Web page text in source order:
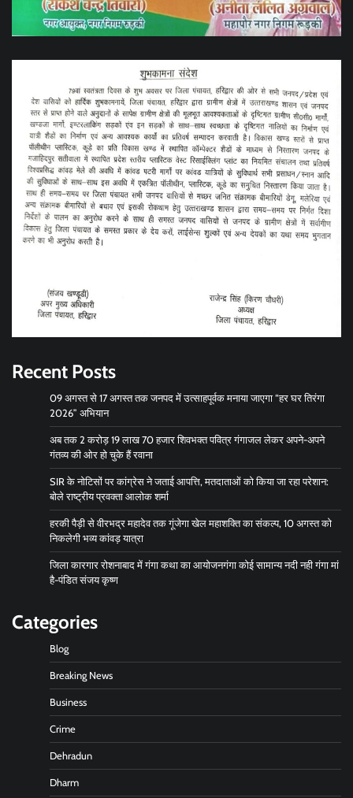
Recent Posts
09 अगस्त से 17 अगस्त तक जनपद में उत्साहपूर्वक मनाया जाएगा “हर घर तिरंगा
2026” अभियान
अब तक 2 करोड़ 19 लाख 70 हजार शिवभक्त पवित्र गंगाजल लेकर अपने-अपने
गंतव्य की ओर हो चुके हैं रवाना
SIR के नोटिसों पर कांग्रेस ने जताई आपत्ति, मतदाताओं को किया जा रहा परेशान:
बोले राष्ट्रीय प्रवक्ता आलोक शर्मा
हरकी पैड़ी से वीरभद्र महादेव तक गूंजेगा खेल महाशक्ति का संकल्प, 10 अगस्त को
निकलेगी भव्य कांवड़ यात्रा
जिला कारगार रोशनाबाद में गंगा कथा का आयोजनगंगा कोई सामान्य नदी नही गंगा मां
है-पंडित संजय कृष्ण
Categories
Blog
Breaking News
Business
Crime
Dehradun
Dharm